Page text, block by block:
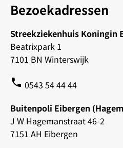
Bezoekadressen
Streekziekenhuis Koningin
Beatrixpark 1
7101 BN Winterswijk
phone 0543 54 44 44
Buitenpoli Eibergen
J W Hagemanstraat 46-2
7151 AH Eibergen